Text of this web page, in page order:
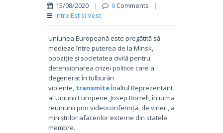
15/08/2020 | 0Comments
|
Intre Est si Vest
Uniunea Europeană este pregătită să
medieze între puterea de la Minsk,
opoziție și societatea civilă pentru
detensionarea crizei politice care a
degenerat în tulburări
violente, transmiteÎnaltul Reprezentant
al Uniunii Europene, Josep Borrell, în urma
reuniunii prin videoconferință, de vineri, a
miniștrilor afacerilor externe din statele
membre.